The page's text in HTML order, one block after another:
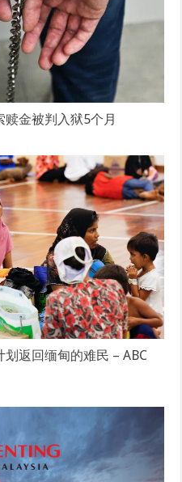
金被判入狱5个月
返回缅甸的难民 – ABC